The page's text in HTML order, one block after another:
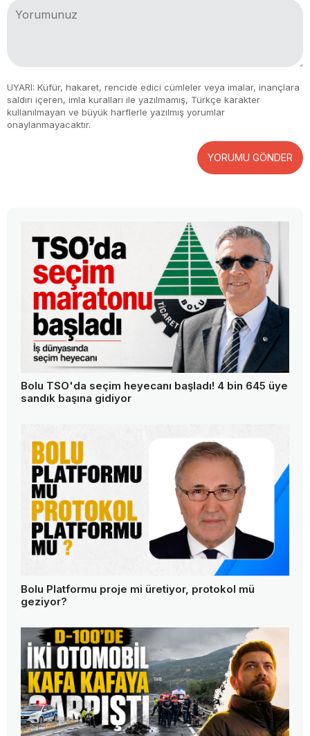
UYARI: Küfür, hakaret, rencide edici cümleler veya imalar, inançlara
saldırı içeren, imla kuralları ile yazılmamış, Türkçe karakter
kullanılmayan ve büyük harflerle yazılmış yorumlar
onaylanmayacaktır.
YORUMU GÖNDER
Bolu TSO'da seçim heyecanı başladı! 4 bin 645 üye
sandık başına gidiyor
Bolu Platformu proje mi üretiyor, protokol mü
geziyor?